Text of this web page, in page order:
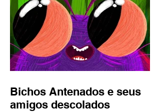
Bichos Antenados e seus
amigos descolados